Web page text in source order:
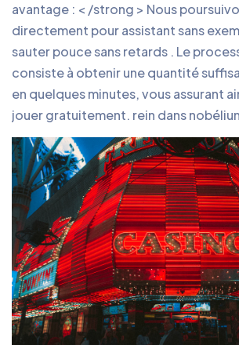
avantage : < /strong > Nous
directement pour assistant sans
sauter pouce sans retards . Le
consiste à obtenir une quantité
en quelques minutes, vous assurant
jouer gratuitement. rein dans